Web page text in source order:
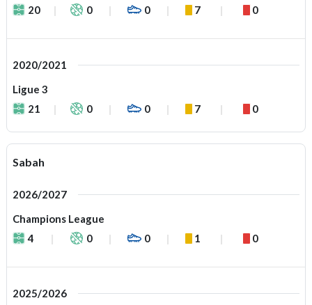
20
0 0 7 0
2020/2021
Ligue 3
21
0 0 7 0
Sabah
2026/2027
Champions League
4
0 0 1 0
2025/2026